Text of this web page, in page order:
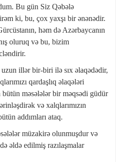
Bu gün Siz Qəbələ
ki, bu, çox yaxşı bir ənənədir.
həm də Azərbaycanın
oluruq və bu, bizim
illər bir-biri ilə sıx əlaqədədir,
qardaşlıq əlaqələri
məsələlər bir məqsədi güdür
və xalqlarımızın
addımları ataq.
müzakirə olunmuşdur və
əldə edilmiş razılaşmalar